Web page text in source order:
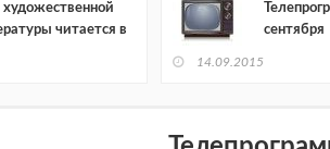
художественной
читается в
сентября
14.09.2015